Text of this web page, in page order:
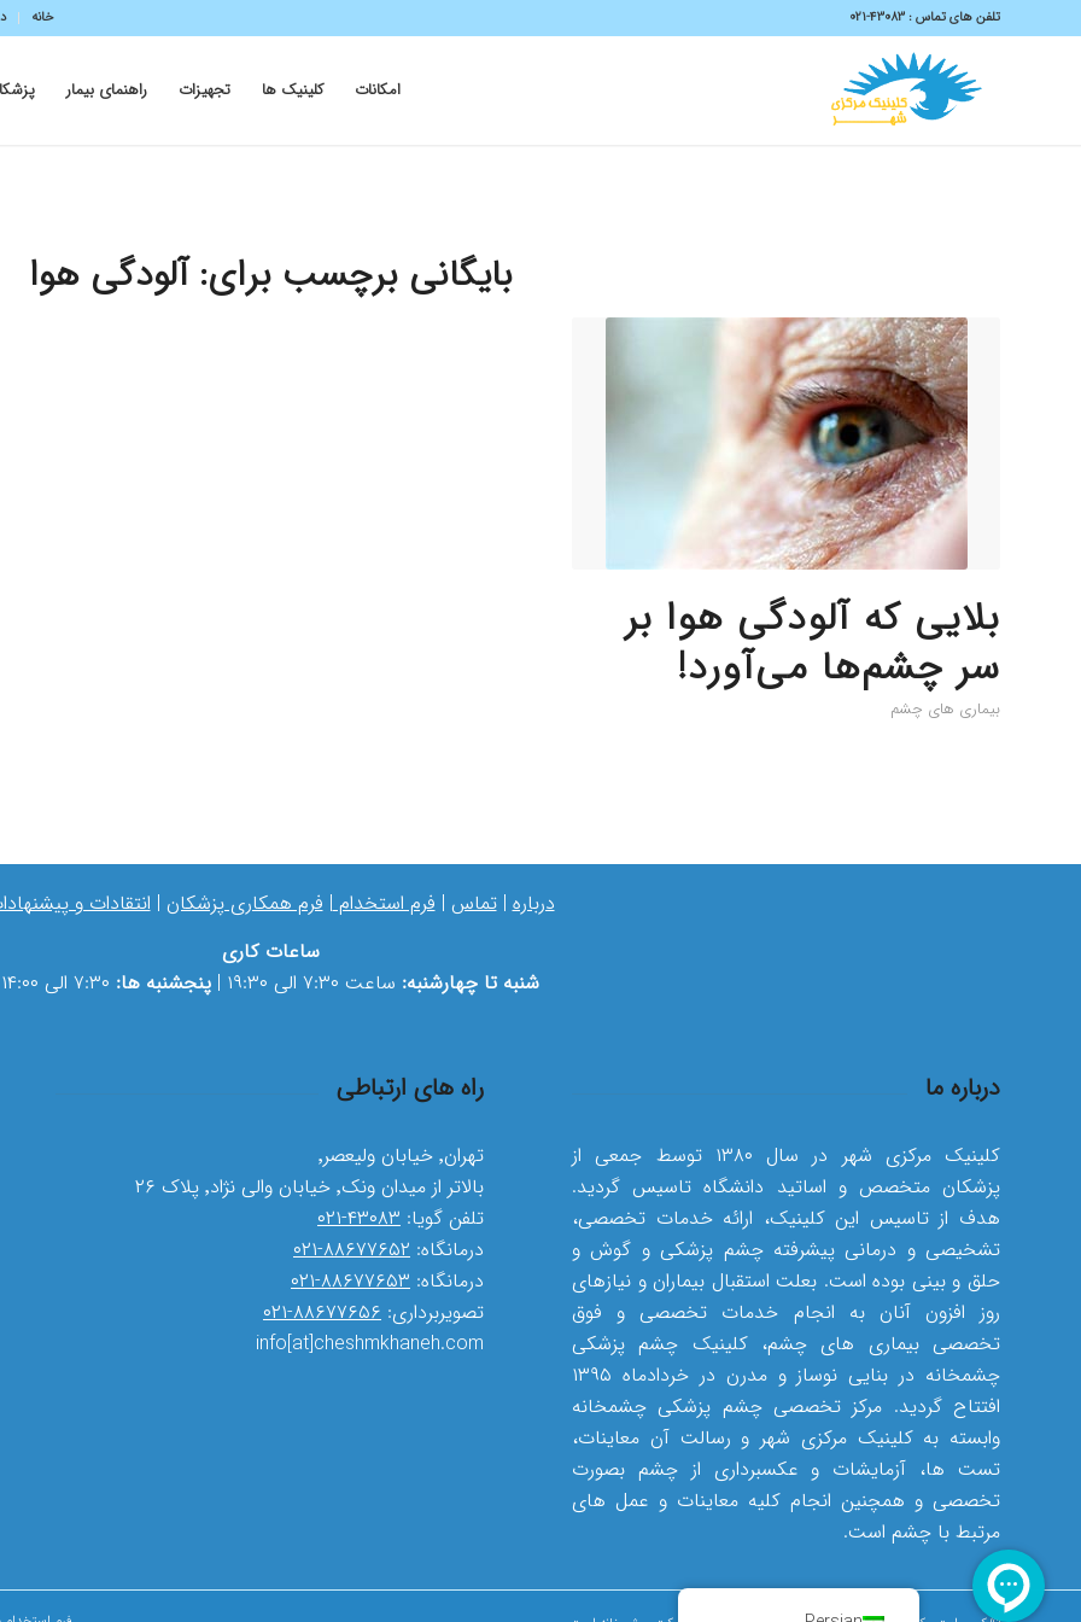
خانه تلفن های تماس : 43083-۰۲۱
امکانات کلینیک ها تجهیزات راهنمای بیمار
بایگانی برچسب برای:آلودگی هوا
بلایی که آلودگی هوا بر
سر چشم‌ها می‌آورد!
بیماری های چشم
درباره|تماس |فرم استخدام|فرم همکاری پزشکان |انتقادات و
ساعات کاری
شنبه تا چهارشنبه: ساعت ۷:۳۰ الی ۱۹:۳۰ | پنجشنبه ها:
درباره ما
کلینیک مرکزی شهر در سال ۱۳۸۰ توسط جمعی از
پزشکان متخصص و اساتید دانشگاه تاسیس گردید.
هدف از تاسیس این کلینیک، ارائه خدمات تخصصی،
تشخیصی و درمانی پیشرفته چشم پزشکی و گوش و
حلق و بینی بوده است. بعلت استقبال بیماران و نیازهای
روز افزون آنان به انجام خدمات تخصصی و فوق
تخصصی بیماری های چشم، کلینیک چشم پزشکی
چشمخانه در بنایی نوساز و مدرن در خردادماه ۱۳۹۵
افتتاح گردید. مرکز تخصصی چشم پزشکی چشمخانه
وابسته به کلینیک مرکزی شهر و رسالت آن معاینات،
تست ها، آزمایشات و عکسبرداری از چشم بصورت
تخصصی و همچنین انجام کلیه معاینات و عمل های
مرتبط با چشم است.
راه های ارتباطی
تهران٬ خیابان ولیعصر٬
بالاتر از میدان ونک٬ خیابان والی نژاد٬ پلاک ۲۶
تلفن گویا: ۴۳۰۸۳-۰۲۱
درمانگاه: ۸۸۶۷۷۶۵۲-۰۲۱
درمانگاه: ۸۸۶۷۷۶۵۳-۰۲۱
تصویربرداری: ۸۸۶۷۷۶۵۶-۰۲۱
info[at]cheshmkhaneh.com